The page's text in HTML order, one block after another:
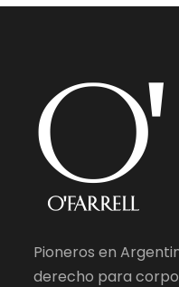
Pioneros en
derecho para